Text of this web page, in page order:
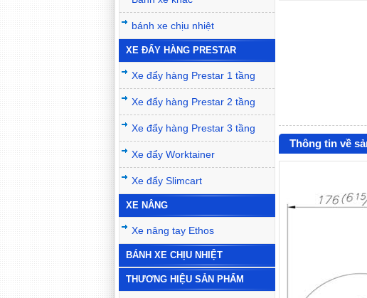
bánh xe chịu nhiệt
XE ĐẨY HÀNG PRESTAR
Xe đẩy hàng Prestar 1 tầng
Xe đẩy hàng Prestar 2 tầng
Xe đẩy hàng Prestar 3 tầng
Xe đẩy Worktainer
Xe đẩy Slimcart
XE NÂNG
Xe nâng tay Ethos
BÁNH XE CHỊU NHIỆT
THƯƠNG HIỆU SẢN PHẨM
Thông tin về